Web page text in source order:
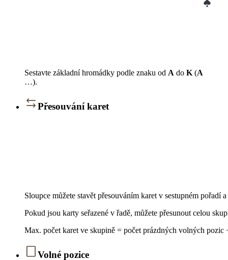
Sestavte základní hromádky podle znaku od A do K(A
…).
Přesouvání karet
Sloupce můžete stavět přesouváním karet v sestupném pořadí
Pokud jsou karty seřazené v řadě, můžete přesunout celou
Max. počet karet ve skupině = počet prázdných volných pozic
Volné pozice